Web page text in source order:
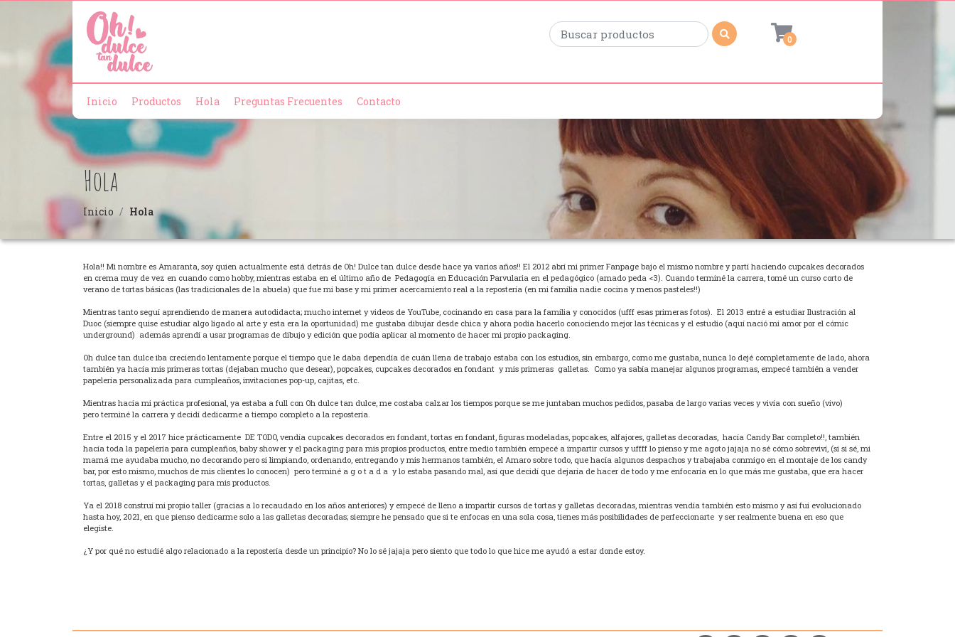
0
Inicio Productos Hola Preguntas Frecuentes Contacto
Hola
Inicio Hola
Hola!! Mi nombre es Amaranta, soy quien actualmente está detrás de Oh! Dulce tan dulce desde hace ya varios años!! El 2012 abrí mi primer Fanpage bajo el mismo nombre y partí haciendo cupcakes decorados
en crema muy de vez en cuando como hobby, mientras estaba en el último año de Pedagogía en Educación Parvularia en el pedagógico (amado peda <3). Cuando terminé la carrera, tomé un curso corto de
verano de tortas básicas (las tradicionales de la abuela) que fue mi base y mi primer acercamiento real a la repostería (en mi familia nadie cocina y menos pasteles!!)
Mientras tanto seguí aprendiendo de manera autodidacta; mucho internet y videos de YouTube, cocinando en casa para la familia y conocidos (ufff esas primeras fotos). El 2013 entré a estudiar Ilustración al
Duoc (siempre quise estudiar algo ligado al arte y esta era la oportunidad) me gustaba dibujar desde chica y ahora podía hacerlo conociendo mejor las técnicas y el estudio (aquí nació mi amor por el cómic
underground) además aprendí a usar programas de dibujo y edición que podía aplicar al momento de hacer mi propio packaging.
Oh dulce tan dulce iba creciendo lentamente porque el tiempo que le daba dependía de cuán llena de trabajo estaba con los estudios, sin embargo, como me gustaba, nunca lo dejé completamente de lado, ahora
también ya hacía mis primeras tortas (dejaban mucho que desear), popcakes, cupcakes decorados en fondant y mis primeras galletas. Como ya sabía manejar algunos programas, empecé también a vender
papelería personalizada para cumpleaños, invitaciones pop-up, cajitas, etc.
Mientras hacía mi práctica profesional, ya estaba a full con Oh dulce tan dulce, me costaba calzar los tiempos porque se me juntaban muchos pedidos, pasaba de largo varias veces y vivía con sueño (vivo)
pero terminé la carrera y decidí dedicarme a tiempo completo a la repostería.
Entre el 2015 y el 2017 hice prácticamente DE TODO, vendía cupcakes decorados en fondant, tortas en fondant, figuras modeladas, popcakes, alfajores, galletas decoradas, hacía Candy Bar completo!!, también
hacía toda la papelería para cumpleaños, baby shower y el packaging para mis propios productos, entre medio también empecé a impartir cursos y uffff lo pienso y me agoto jajaja no sé cómo sobreviví, (si si sé, mi
mamá me ayudaba mucho, no decorando pero si limpiando, ordenando, entregando y mis hermanos también, el Amaro sobre todo, que hacía algunos despachos y trabajaba conmigo en el montaje de los candy
bar, por esto mismo, muchos de mis clientes lo conocen) pero terminé a g o t a d a y lo estaba pasando mal, así que decidí que dejaría de hacer de todo y me enfocaría en lo que más me gustaba, que era hacer
tortas, galletas y el packaging para mis productos.
Ya el 2018 construí mi propio taller (gracias a lo recaudado en los años anteriores) y empecé de lleno a impartir cursos de tortas y galletas decoradas, mientras vendía también esto mismo y así fui evolucionado
hasta hoy, 2021, en que pienso dedicarme solo a las galletas decoradas; siempre he pensado que si te enfocas en una sola cosa, tienes más posibilidades de perfeccionarte y ser realmente buena en eso que
elegiste.
¿Y por qué no estudié algo relacionado a la repostería desde un principio? No lo sé jajaja pero siento que todo lo que hice me ayudó a estar donde estoy.